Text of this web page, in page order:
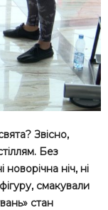
Звісно,
Без
ніч, ні
смакували
стан